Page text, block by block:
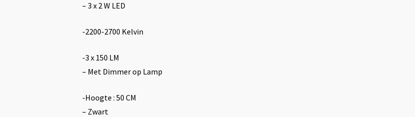
– 3 x 2 W LED
-2200-2700 Kelvin
-3 x 150 LM
– Met Dimmer op Lamp
-Hoogte : 50 CM
– Zwart